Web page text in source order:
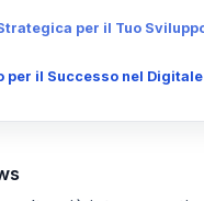
per il Tuo
per il Successo nel Digitale